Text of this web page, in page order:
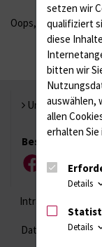
Oops, an error
Universität
Besuchen Sie uns
FacebookInstagram
Intranet
setzen wir
qualifiziert
diese
bitten wir
auswählen,
allen
erhalten
Details
Details